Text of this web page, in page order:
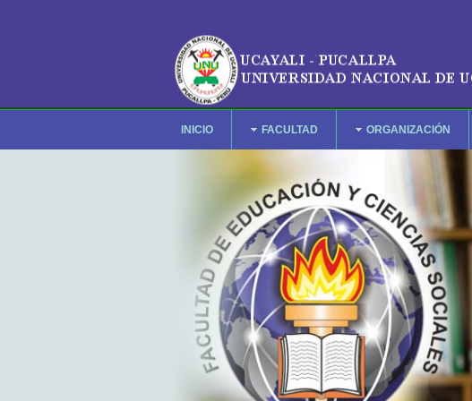
INICIO FACULTAD ORGANIZACIÓN